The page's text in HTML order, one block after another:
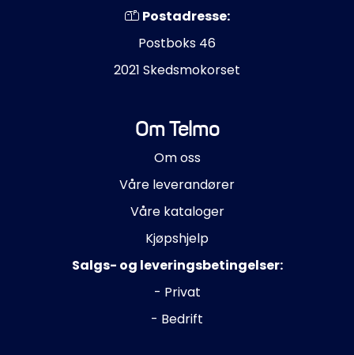
Postadresse:
Postboks 46
2021 Skedsmokorset
Om Telmo
Om oss
Våre leverandører
Våre kataloger
Kjøpshjelp
Salgs- og leveringsbetingelser:
- Privat
- Bedrift